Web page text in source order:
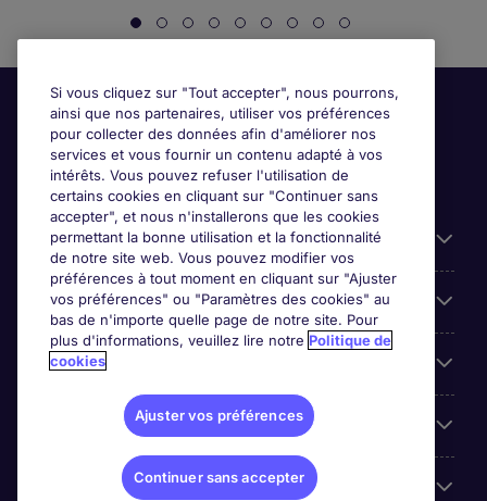
Candidats
Entreprises
Contact
Les avis Google
Nos offres d'emploi
Si vous cliquez sur "Tout accepter", nous pourrons,
ainsi que nos partenaires, utiliser vos préférences
pour collecter des données afin d'améliorer nos
services et vous fournir un contenu adapté à vos
intérêts. Vous pouvez refuser l'utilisation de
certains cookies en cliquant sur "Continuer sans
accepter", et nous n'installerons que les cookies
permettant la bonne utilisation et la fonctionnalité
de notre site web. Vous pouvez modifier vos
préférences à tout moment en cliquant sur "Ajuster
vos préférences" ou "Paramètres des cookies" au
bas de n'importe quelle page de notre site. Pour
plus d'informations, veuillez lire notre Politique de
cookies
Ajuster vos préférences
Continuer sans accepter